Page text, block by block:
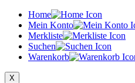
Home
Mein Konto
Merkliste
Suchen
Warenkorb
X